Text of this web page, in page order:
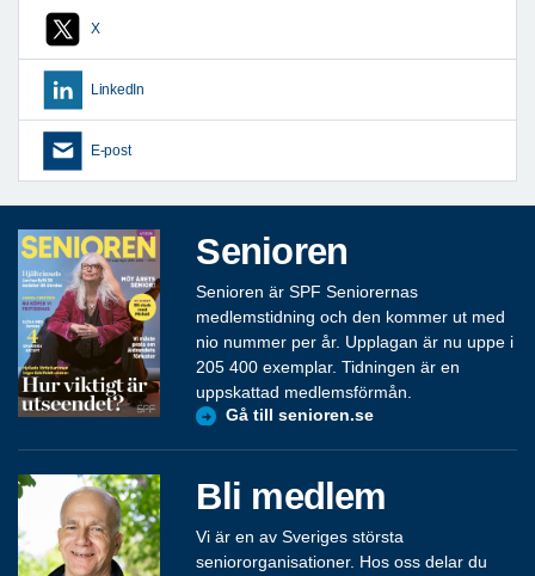
X
LinkedIn
E-post
Senioren
Senioren är SPF Seniorernas
medlemstidning och den kommer ut med
nio nummer per år. Upplagan är nu uppe i
205 400 exemplar. Tidningen är en
uppskattad medlemsförmån.
Gå till senioren.se
Bli medlem
Vi är en av Sveriges största
seniororganisationer. Hos oss delar du